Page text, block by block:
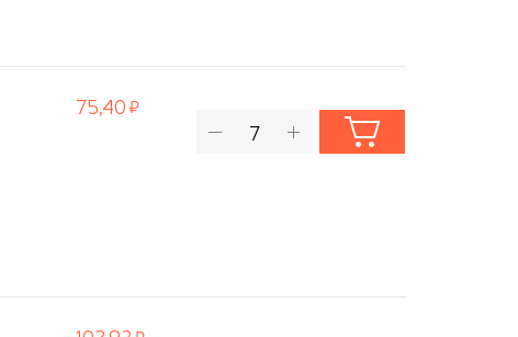
75,40